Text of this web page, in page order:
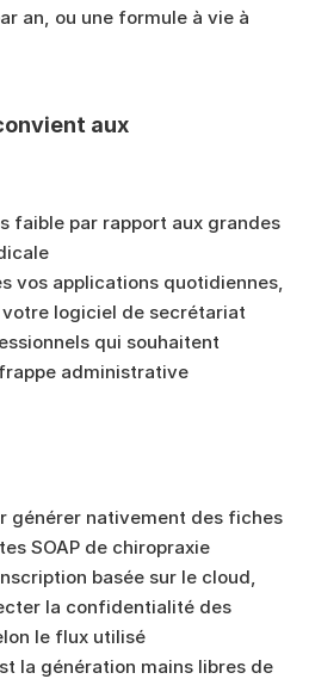
an, ou une formule à vie à
aux
faible par rapport aux grandes
vos applications quotidiennes,
logiciel de secrétariat
qui souhaitent
administrative
générer nativement des fiches
SOAP de chiropraxie
basée sur le cloud,
la confidentialité des
le flux utilisé
la génération mains libres de